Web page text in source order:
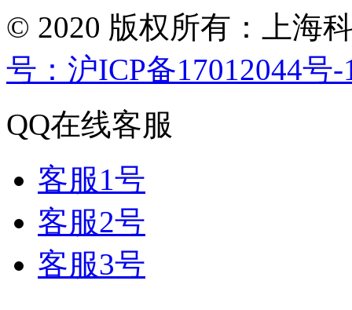
© 2020 版权所有：上海
号：沪ICP备17012044号-
QQ在线客服
客服1号
客服2号
客服3号